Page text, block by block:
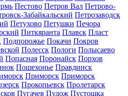
Пестово Петров Вал Петрово-
Забайкальский Петрозаводск
Петухово Петушки Печора
Питкяранта Плавск Пласт
Подпорожье Покачи Покров
Полесск Пологи Полысаево
Попасная Поронайск Порхов
Пошехонье Правдинск
Приморск Приморск
Прокопьевск Пролетарск
Пугачев Пудож Пустошка